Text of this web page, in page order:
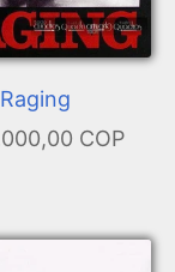
Raging
COP